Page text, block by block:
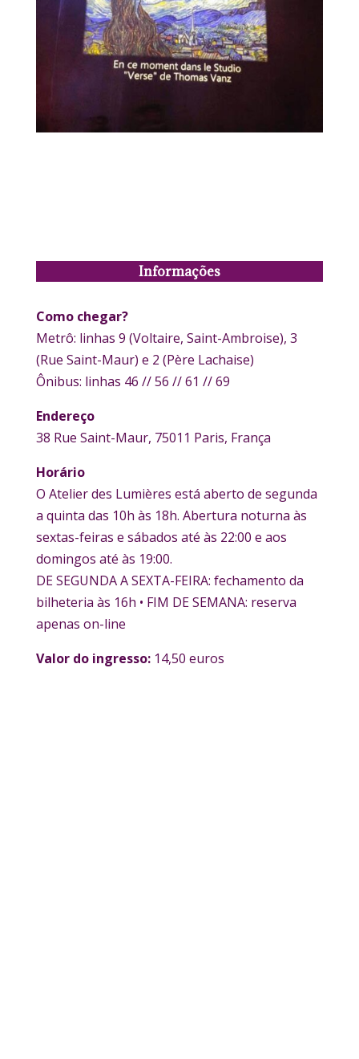
Informações
Como chegar?
Metrô: linhas 9 (Voltaire, Saint-Ambroise), 3
(Rue Saint-Maur) e 2 (Père Lachaise)
Ônibus: linhas 46 // 56 // 61 // 69
Endereço
38 Rue Saint-Maur, 75011 Paris, França
Horário
O Atelier des Lumières está aberto de segunda
a quinta das 10h às 18h. Abertura noturna às
sextas-feiras e sábados até às 22:00 e aos
domingos até às 19:00.
DE SEGUNDA A SEXTA-FEIRA: fechamento da
bilheteria às 16h • FIM DE SEMANA: reserva
apenas on-line
Valor do ingresso:14,50 euros